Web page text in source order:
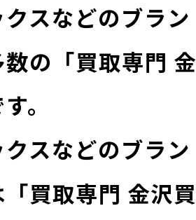
クスなどのブラ
の「買取専門
。
クスなどのブラ
買取専門 金沢